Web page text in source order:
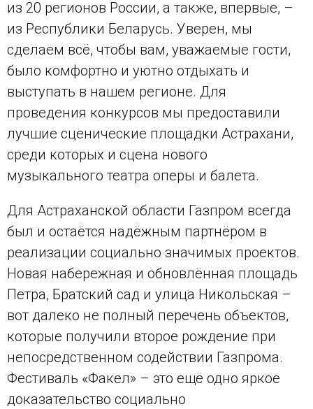
из 20 регионов России, а также, впервые, –
из Республики Беларусь. Уверен, мы
сделаем всё, чтобы вам, уважаемые гости,
было комфортно и уютно отдыхать и
выступать в нашем регионе. Для
проведения конкурсов мы предоставили
лучшие сценические площадки Астрахани,
среди которых и сцена нового
музыкального театра оперы и балета.
Для Астраханской области Газпром всегда
был и остаётся надёжным партнёром в
реализации социально значимых проектов.
Новая набережная и обновлённая площадь
Петра, Братский сад и улица Никольская –
вот далеко не полный перечень объектов,
которые получили второе рождение при
непосредственном содействии Газпрома.
Фестиваль «Факел» – это ещё одно яркое
доказательство социально